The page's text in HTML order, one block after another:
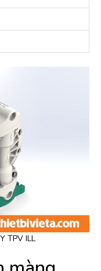
TPV ILL